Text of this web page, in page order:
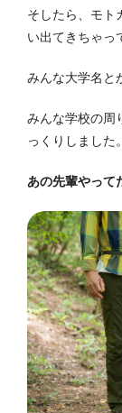
そしたら、モト
い出てきちゃっ
みんな大学名と
みんな学校の周
っくりしました。
あの先輩やって